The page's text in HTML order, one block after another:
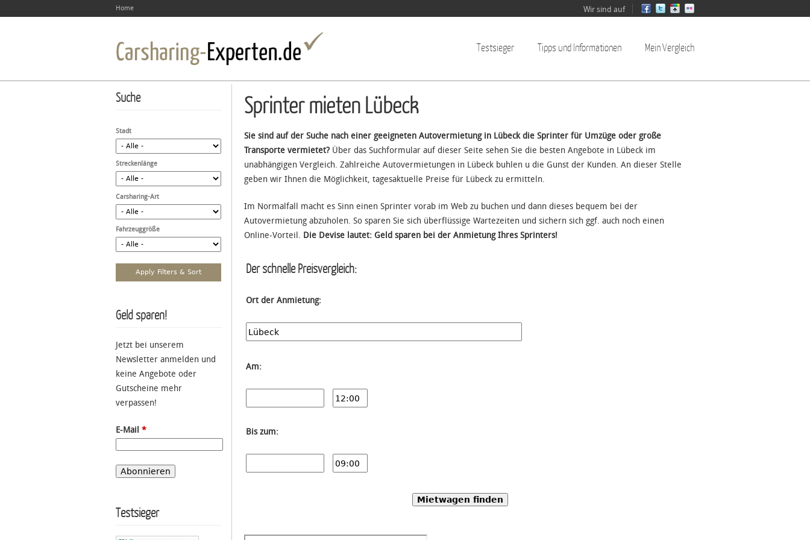
Home Wir sind auf
Testsieger Tipps und Informationen Mein Vergleich
Sprinter mieten Lübeck
Sie sind auf der Suche nach einer geeigneten Autovermietung in Lübeck die Sprinter für Umzüge oder große
Transporte vermietet? Über das Suchformular auf dieser Seite sehen Sie die besten Angebote in Lübeck im
unabhängigen Vergleich. Zahlreiche Autovermietungen in Lübeck buhlen u die Gunst der Kunden. An dieser Stelle
geben wir Ihnen die Möglichkeit, tagesaktuelle Preise für Lübeck zu ermitteln.
Im Normalfall macht es Sinn einen Sprinter vorab im Web zu buchen und dann dieses bequem bei der
Autovermietung abzuholen. So sparen Sie sich überflüssige Wartezeiten und sichern sich ggf. auch noch einen
Online-Vorteil. Die Devise lautet: Geld sparen bei der Anmietung Ihres Sprinters!
Der schnelle Preisvergleich:
Ort der Anmietung:
Am:
Bis zum:
Mietwagen finden
Suche
Stadt
Streckenlänge
Carsharing-Art
Fahrzeuggröße
Geld sparen!
Jetzt bei unserem
Newsletter anmelden und
keine Angebote oder
Gutscheine mehr
verpassen!
E-Mail *
Testsieger